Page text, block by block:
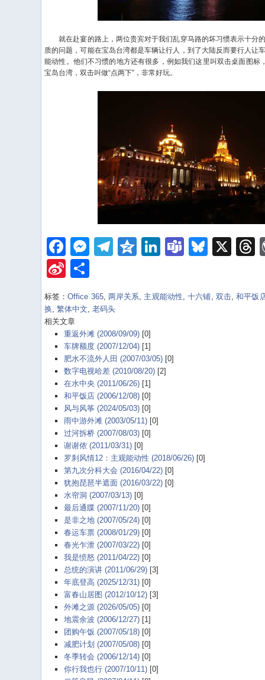
就在赴宴的路上，两位贵宾对于我们乱穿马路的坏习惯表示十分
质的问题，可能在宝岛台湾都是车辆让行人，到了大陆反而要行人让
能动性。他们不习惯的地方还有很多，例如我们这里叫双击桌面图标
宝岛台湾，双击叫做“点两下”，非常好玩。
Facebook
Messenger
Telegram
Qzone
LinkedIn
TeamsX
Sina
标签：Office 365, 两岸关系 主观能动性 ,十六铺 双击 ,和平饭
换 ,繁体中文 ,老码头
相关文章
重返外滩 (2008/09/09)[0]
车牌额度 (2007/12/04)[1]
肥水不流外人田 (2007/03/05)[0]
数字电视哈差 (2010/08/20)[2]
在水中央 (2011/06/26)[1]
和平饭店 (2006/12/08)[0]
风与风筝 (2024/05/03)[0]
雨中游外滩 (2003/05/11)[0]
过河拆桥 (2007/08/03)[0]
谢谢侬 (2011/03/31)[0]
罗刹风情12：主观能动性 (2018/06/26)[0]
第九次分科大会 (2016/04/22)[0]
犹抱琵琶半遮面 (2016/03/22)[0]
水帘洞 (2007/03/13)[0]
最后通牒 (2007/11/20)[0]
是非之地 (2007/05/24)[0]
春运车票 (2008/01/29)[0]
春光乍泄 (2007/03/22)[0]
我是愤怒 (2011/04/22)[0]
总统的演讲 (2011/06/29)[3]
年底登高 (2025/12/31)[0]
富春山居图 (2012/10/12)[3]
外滩之源 (2026/05/05)[0]
地震余波 (2006/12/27)[1]
团购午饭 (2007/05/18)[0]
减肥计划 (2007/05/08)[0]
冬季转会 (2006/12/14)[0]
你行我也行 (2007/10/11)[0]